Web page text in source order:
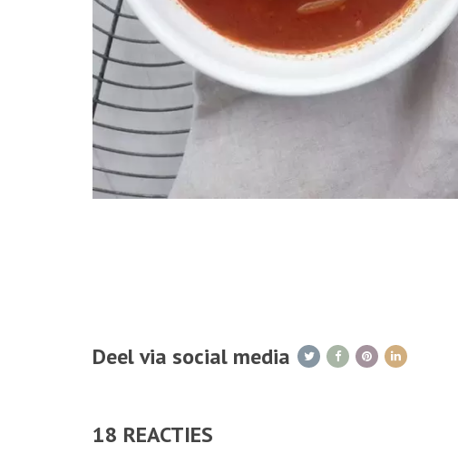
Deel via social media
18 REACTIES